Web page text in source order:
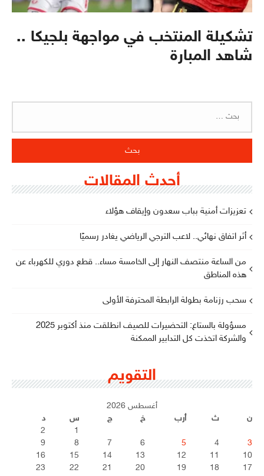
تشكيلة المنتخب في مواجهة بلجيكا ..
شاهد المبارة
أحدث المقالات
تعزيزات أمنية بباب سعدون وإيقاف هؤلاء
أثر اتفاق نهائي.. لاعب الترجي الرياضي يغادر رسميًا
من الساعة منتصف النهار إلى الخامسة مساء.. قطع دوري للكهرباء عن
هذه المناطق
سحب رزنامة بطولة الرابطة المحترفة الأولى
مسؤولة بالستاغ: التحضيرات للصيف انطلقت منذ أكتوبر 2025
والشركة اتخذت كل التدابير الممكنة
التقويم
أغسطس 2026
ن
ث أرب خ ج س
د
1
2
3
4
5
6
7
8
9
10
11
12
13
14
15
16
17
18
19
20
21
22
23